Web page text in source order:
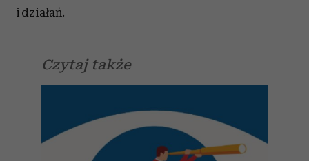
i działań.
Czytaj także